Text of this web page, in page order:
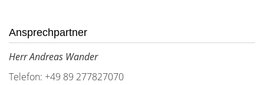
Ansprechpartner
Herr Andreas Wander
Telefon: +49 89 277827070